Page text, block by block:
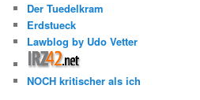
Der Tuedelkram
Erdstueck
Lawblog by Udo Vetter
NOCH kritischer als ich